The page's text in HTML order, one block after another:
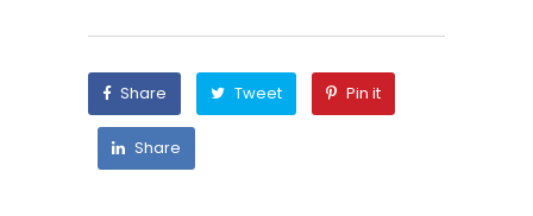
Share Tweet Pin it
Share